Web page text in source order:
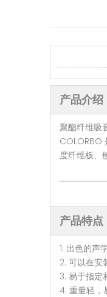
产品介绍
聚酯纤维吸
COLORBO
度纤维板、
产品特点
1. 出色的声
2. 可以在安
3. 易于指定
4. 重量轻，